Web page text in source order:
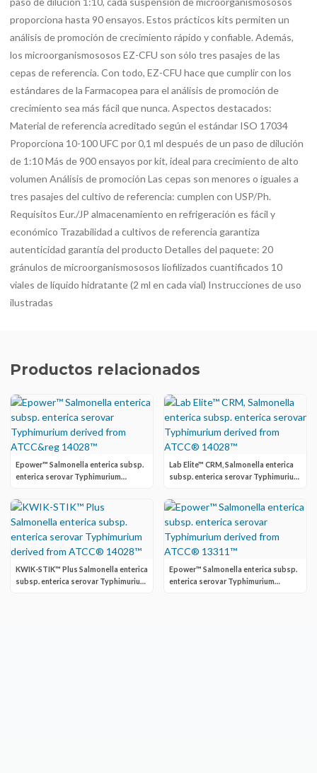
proporciona hasta 90 ensayos. Estos prácticos kits permiten un
análisis de promoción de crecimiento rápido y confiable. Además,
los microorganismososos EZ-CFU son sólo tres pasajes de las
cepas de referencia. Con todo, EZ-CFU hace que cumplir con los
estándares de la Farmacopea para el análisis de promoción de
crecimiento sea más fácil que nunca. Aspectos destacados:
Material de referencia acreditado según el estándar ISO 17034
Proporciona 10-100 UFC por 0,1 ml después de un paso de dilución
de 1:10 Más de 900 ensayos por kit, ideal para crecimiento de alto
volumen Análisis de promoción Las cepas son menores o iguales a
tres pasajes del cultivo de referencia: cumplen con USP/Ph.
Requisitos Eur./JP almacenamiento en refrigeración es fácil y
económico Trazabilidad a cultivos de referencia garantiza
autenticidad garantía del producto Detalles del paquete: 20
gránulos de microorganismososos liofilizados cuantificados 10
viales de líquido hidratante (2 ml en cada vial) Instrucciones de uso
ilustradas
Productos relacionados
Epower™ Salmonella enterica subsp.
enterica serovar Typhimurium
Lab Elite™ CRM, Salmonella enterica
subsp. enterica serovar Typhimurium
KWIK-STIK™ Plus Salmonella enterica
subsp. enterica serovar Typhimurium
Epower™ Salmonella enterica subsp.
enterica serovar Typhimurium